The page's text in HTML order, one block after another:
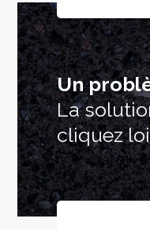
Un
La
cliquez